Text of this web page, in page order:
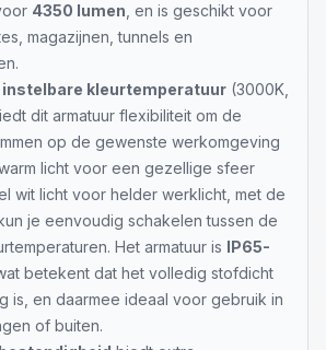
4350 lumen , en is geschikt voor
magazijnen, tunnels en
instelbare kleurtemperatuur (3000K,
dit armatuur flexibiliteit om de
op de gewenste werkomgeving
licht voor een gezellige sfeer
wit licht voor helder werklicht, met de
je eenvoudig schakelen tussen de
Het armatuur is IP65-
wat betekent dat het volledig stofdicht
is, en daarmee ideaal voor gebruik in
of buiten.